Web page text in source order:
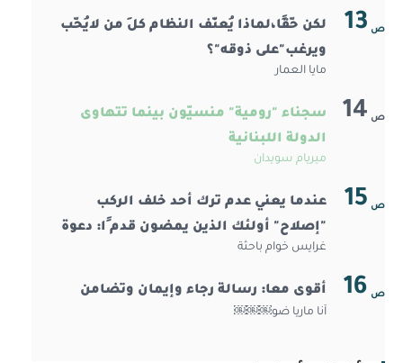
ص 13
لكن حّقًا،لماذا يُعنّف النظام كلَ من لايُحّب
ويرغب"على ذوقه"؟
مايا العمار
ص 14
سجناء "رومية" منسيّون بينما تتهاوى
الدولة اللبنانية
ميريام سويدان
ص 15
عندما يعني عدم ترك أحد خلف الركب
"إصلاح" أولئك￼￼￼￼￼￼ الذين يمضون قدم ًا: دعوة
إلى عمل جماعي لمحاربة التمييز ض ّد ذوي
الإعاقة
غرايس خوام باحثة
ص 16 أقوى معا: رسالة رجاء وإيمان وتضامن
آنا ماريا ضو￼￼￼